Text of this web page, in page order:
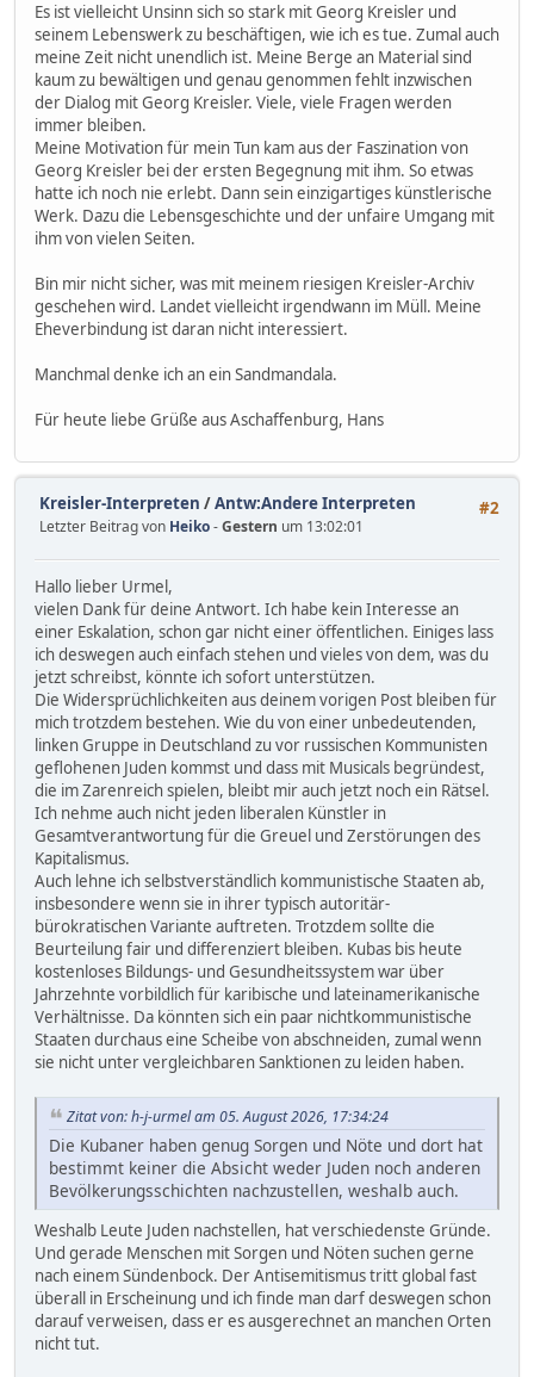
Es ist vielleicht Unsinn sich so stark mit Georg Kreisler und
seinem Lebenswerk zu beschäftigen, wie ich es tue. Zumal auch
meine Zeit nicht unendlich ist. Meine Berge an Material sind
kaum zu bewältigen und genau genommen fehlt inzwischen
der Dialog mit Georg Kreisler. Viele, viele Fragen werden
immer bleiben.
Meine Motivation für mein Tun kam aus der Faszination von
Georg Kreisler bei der ersten Begegnung mit ihm. So etwas
hatte ich noch nie erlebt. Dann sein einzigartiges künstlerische
Werk. Dazu die Lebensgeschichte und der unfaire Umgang mit
ihm von vielen Seiten.
Bin mir nicht sicher, was mit meinem riesigen Kreisler-Archiv
geschehen wird. Landet vielleicht irgendwann im Müll. Meine
Eheverbindung ist daran nicht interessiert.
Manchmal denke ich an ein Sandmandala.
Für heute liebe Grüße aus Aschaffenburg, Hans
#2
Kreisler-Interpreten /Antw:Andere Interpreten
Letzter Beitrag von Heiko-Gestern um 13:02:01
Hallo lieber Urmel,
vielen Dank für deine Antwort. Ich habe kein Interesse an
einer Eskalation, schon gar nicht einer öffentlichen. Einiges lass
ich deswegen auch einfach stehen und vieles von dem, was du
jetzt schreibst, könnte ich sofort unterstützen.
Die Widersprüchlichkeiten aus deinem vorigen Post bleiben für
mich trotzdem bestehen. Wie du von einer unbedeutenden,
linken Gruppe in Deutschland zu vor russischen Kommunisten
geflohenen Juden kommst und dass mit Musicals begründest,
die im Zarenreich spielen, bleibt mir auch jetzt noch ein Rätsel.
Ich nehme auch nicht jeden liberalen Künstler in
Gesamtverantwortung für die Greuel und Zerstörungen des
Kapitalismus.
Auch lehne ich selbstverständlich kommunistische Staaten ab,
insbesondere wenn sie in ihrer typisch autoritär-
bürokratischen Variante auftreten. Trotzdem sollte die
Beurteilung fair und differenziert bleiben. Kubas bis heute
kostenloses Bildungs- und Gesundheitssystem war über
Jahrzehnte vorbildlich für karibische und lateinamerikanische
Verhältnisse. Da könnten sich ein paar nichtkommunistische
Staaten durchaus eine Scheibe von abschneiden, zumal wenn
sie nicht unter vergleichbaren Sanktionen zu leiden haben.
Zitat von: h-j-urmel am 05. August 2026, 17:34:24
Die Kubaner haben genug Sorgen und Nöte und dort hat
bestimmt keiner die Absicht weder Juden noch anderen
Bevölkerungsschichten nachzustellen, weshalb auch.
Weshalb Leute Juden nachstellen, hat verschiedenste Gründe.
Und gerade Menschen mit Sorgen und Nöten suchen gerne
nach einem Sündenbock. Der Antisemitismus tritt global fast
überall in Erscheinung und ich finde man darf deswegen schon
darauf verweisen, dass er es ausgerechnet an manchen Orten
nicht tut.